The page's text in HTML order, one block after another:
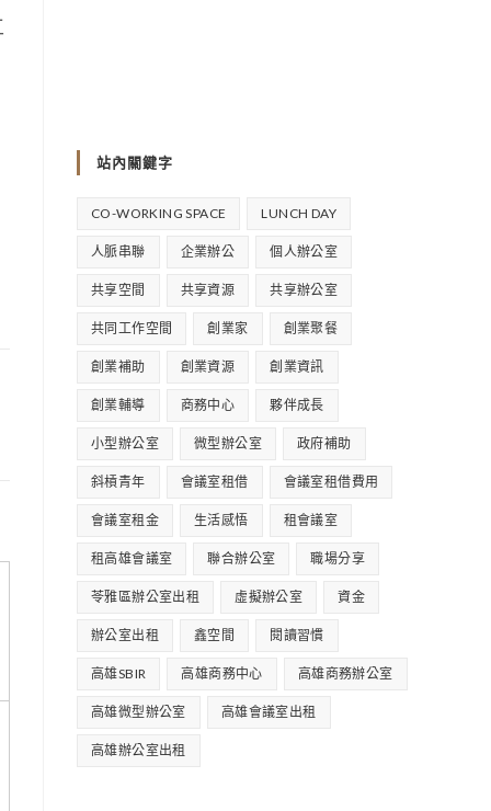
站內關鍵字
CO-WORKING SPACE LUNCH DAY
人脈串聯 企業辦公 個人辦公室
共享空間 共享資源 共享辦公室
共同工作空間 創業家 創業聚餐
創業補助 創業資源 創業資訊
創業輔導 商務中心 夥伴成長
小型辦公室 微型辦公室 政府補助
斜槓青年 會議室租借 會議室租借費用
會議室租金 生活感悟 租會議室
租高雄會議室 聯合辦公室 職場分享
苓雅區辦公室出租 虛擬辦公室 資金
辦公室出租 鑫空間 閱讀習慣
高雄SBIR 高雄商務中心 高雄商務辦公室
高雄微型辦公室 高雄會議室出租
高雄辦公室出租